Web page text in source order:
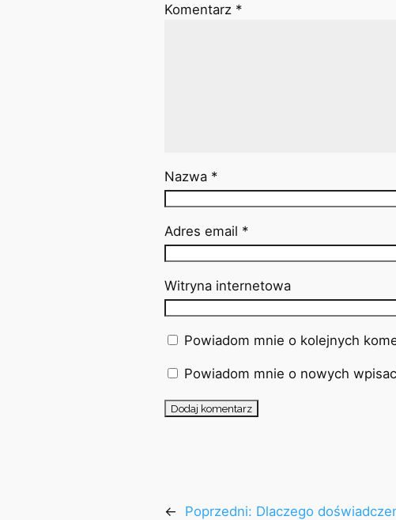
Komentarz *
Nazwa *
Adres email *
Witryna internetowa
Powiadom mnie o kolejnych
Powiadom mnie o nowych
← Poprzedni: Dlaczego